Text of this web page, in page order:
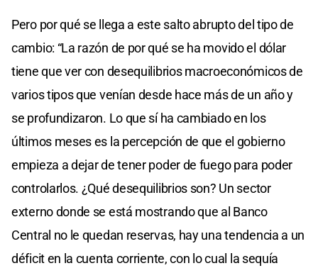
Pero por qué se llega a este salto abrupto del tipo de
cambio: “La razón de por qué se ha movido el dólar
tiene que ver con desequilibrios macroeconómicos de
varios tipos que venían desde hace más de un año y
se profundizaron. Lo que sí ha cambiado en los
últimos meses es la percepción de que el gobierno
empieza a dejar de tener poder de fuego para poder
controlarlos. ¿Qué desequilibrios son? Un sector
externo donde se está mostrando que al Banco
Central no le quedan reservas, hay una tendencia a un
déficit en la cuenta corriente, con lo cual la sequía